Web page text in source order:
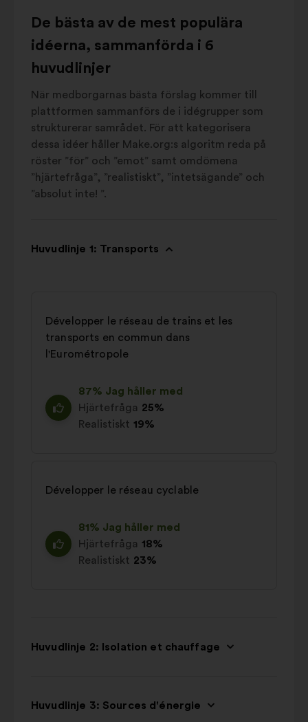
De bästa av de mest populära
idéerna, sammanförda i 6
huvudlinjer
När medborgarnas bästa förslag kommer till
plattformen sammanförs de i idégrupper som
strukturerar samrådet. För att kategorisera
dessa idéer håller Make.org:s algoritm reda på
röster ”för” och ”emot” samt omdömena
”hjärtefråga”, ”realistiskt”, ”intetsägande” och
”absolut inte! ”.
Huvudlinje 1: Transports
Développer le réseau de trains et les
transports en commun dans
l'Eurométropole
87% Jag håller med
Hjärtefråga 25%
Realistiskt 19%
Développer le réseau cyclable
81% Jag håller med
Hjärtefråga 18%
Realistiskt 23%
Huvudlinje 2: Isolation et chauffage
Huvudlinje 3: Sources d'énergie